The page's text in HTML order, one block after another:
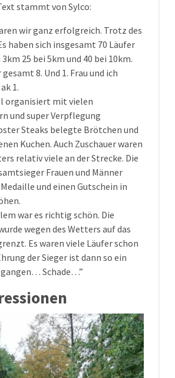
stammt von Sylco:
wir ganz erfolgreich. Trotz des
haben sich insgesamt 70 Läufer
25 bei 5km und 40 bei 10km.
8. Und 1. Frau und ich
1.
organisiert mit vielen
und super Verpflegung
Steaks belegte Brötchen und
Kuchen. Auch Zuschauer waren
relativ viele an der Strecke. Die
Frauen und Männer
und einen Gutschein in
war es richtig schön. Die
wegen des Wetters auf das
Es waren viele Läufer schon
der Sieger ist dann so ein
Schade…”